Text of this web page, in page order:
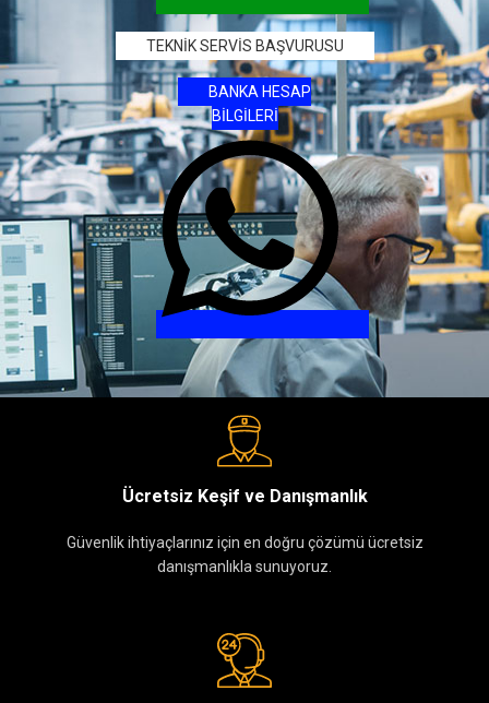
TEKNİK SERVİS BAŞVURUSU
BANKA HESAP
BİLGİLERİ
Ücretsiz Keşif ve Danışmanlık
Güvenlik ihtiyaçlarınız için en doğru çözümü ücretsiz
danışmanlıkla sunuyoruz.